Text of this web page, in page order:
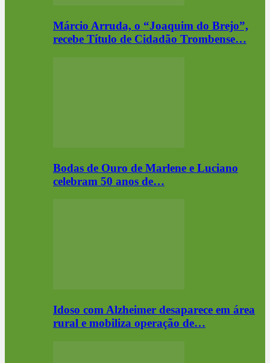
Márcio Arruda, o “Joaquim do Brejo”,
recebe Título de Cidadão Trombense…
Bodas de Ouro de Marlene e Luciano
celebram 50 anos de…
Idoso com Alzheimer desaparece em área
rural e mobiliza operação de…